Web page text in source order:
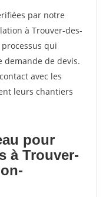
par notre
à Trouver-des-
qui
demande de devis.
avec les
leurs chantiers
pour
à Trouver-